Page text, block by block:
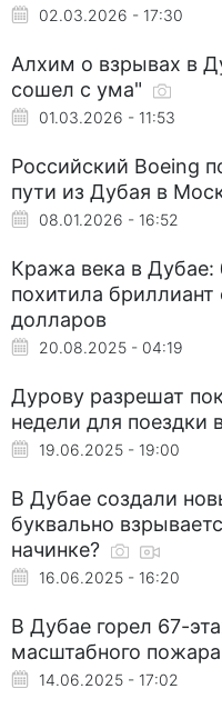
02.03.2026 - 17:30
Алхим о взрывах в
сошел с ума"
01.03.2026 - 11:53
Российский Boeing
пути из Дубая в
08.01.2026 - 16:52
Кража века в Дубае:
похитила
долларов
20.08.2025 - 04:19
Дурову разрешат
недели для поездки
19.06.2025 - 19:00
В Дубае создали
буквально
начинке?
16.06.2025 - 16:20
В Дубае горел 67-
масштабного пожара
14.06.2025 - 17:02